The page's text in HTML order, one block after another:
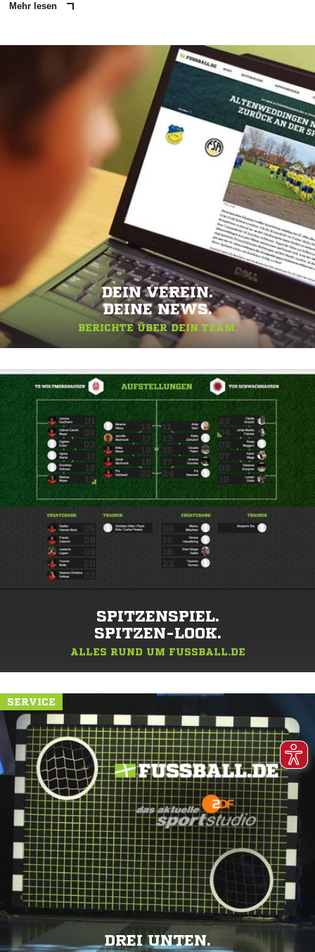
Mehr lesen
DEIN VEREIN.
DEINE NEWS.
BERICHTE ÜBER DEIN TEAM.
SPITZENSPIEL.
SPITZEN-LOOK.
ALLES RUND UM FUSSBALL.DE
SERVICE
DREI UNTEN.